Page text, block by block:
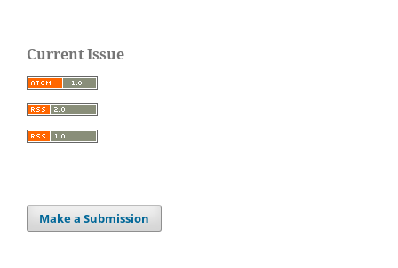
Current Issue
Make a Submission